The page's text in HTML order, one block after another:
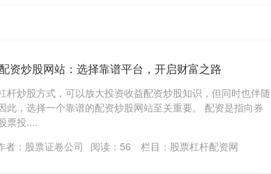
资炒股网站：选择靠谱平台，开启财富之路
杆炒股方式，可以放大投资收益配资炒股知识，但同时也伴随
此，选择一个靠谱的配资炒股网站至关重要。 配资是指向券
票投....
者：股票证卷公司 阅读： 56 栏目： 股票杠杆配资网